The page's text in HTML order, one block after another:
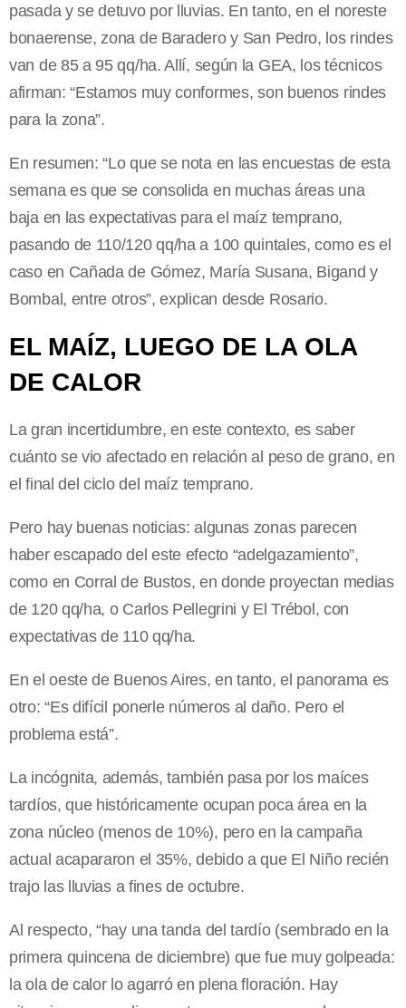
pasada y se detuvo por lluvias. En tanto, en el noreste
bonaerense, zona de Baradero y San Pedro, los rindes
van de 85 a 95 qq/ha. Allí, según la GEA, los técnicos
afirman: “Estamos muy conformes, son buenos rindes
para la zona”.
En resumen: “Lo que se nota en las encuestas de esta
semana es que se consolida en muchas áreas una
baja en las expectativas para el maíz temprano,
pasando de 110/120 qq/ha a 100 quintales, como es el
caso en Cañada de Gómez, María Susana, Bigand y
Bombal, entre otros”, explican desde Rosario.
EL MAÍZ, LUEGO DE LA OLA
DE CALOR
La gran incertidumbre, en este contexto, es saber
cuánto se vio afectado en relación al peso de grano, en
el final del ciclo del maíz temprano.
Pero hay buenas noticias: algunas zonas parecen
haber escapado del este efecto “adelgazamiento”,
como en Corral de Bustos, en donde proyectan medias
de 120 qq/ha, o Carlos Pellegrini y El Trébol, con
expectativas de 110 qq/ha.
En el oeste de Buenos Aires, en tanto, el panorama es
otro: “Es difícil ponerle números al daño. Pero el
problema está”.
La incógnita, además, también pasa por los maíces
tardíos, que históricamente ocupan poca área en la
zona núcleo (menos de 10%), pero en la campaña
actual acapararon el 35%, debido a que El Niño recién
trajo las lluvias a fines de octubre.
Al respecto, “hay una tanda del tardío (sembrado en la
primera quincena de diciembre) que fue muy golpeada:
la ola de calor lo agarró en plena floración. Hay